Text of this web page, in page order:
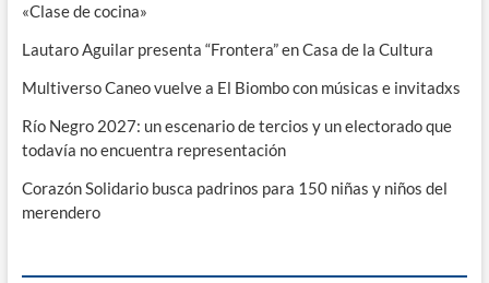
«Clase de cocina»
Lautaro Aguilar presenta “Frontera” en Casa de la Cultura
Multiverso Caneo vuelve a El Biombo con músicas e invitadxs
Río Negro 2027: un escenario de tercios y un electorado que
todavía no encuentra representación
Corazón Solidario busca padrinos para 150 niñas y niños del
merendero